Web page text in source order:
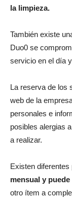
la limpieza.
También existe
Duo0 se
servicio en el día
La reserva de los
web de la
personales e
posibles alergias
a realizar.
Existen
mensual y
otro ítem a